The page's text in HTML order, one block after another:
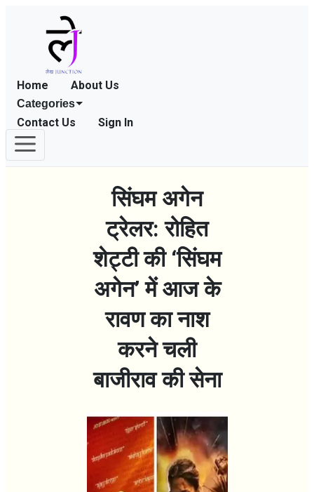
Home About Us
Categories
Contact Us Sign In
सिंघम अगेन
ट्रेलर: रोहित
शेट्टी की ‘सिंघम
अगेन’ में आज के
रावण का नाश
करने चली
बाजीराव की सेना